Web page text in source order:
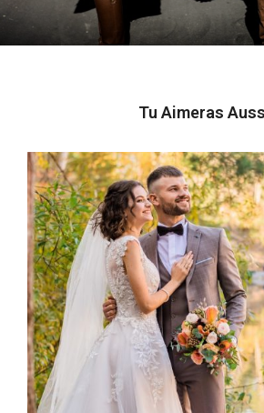
Tu Aimeras